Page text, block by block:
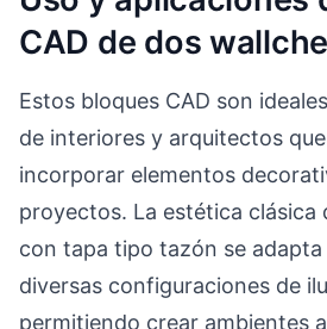
CAD de dos
Estos bloques CAD son
de interiores y arquitectos
incorporar elementos
proyectos. La estética clásica
con tapa tipo tazón se
diversas configuraciones de
permitiendo crear ambientes